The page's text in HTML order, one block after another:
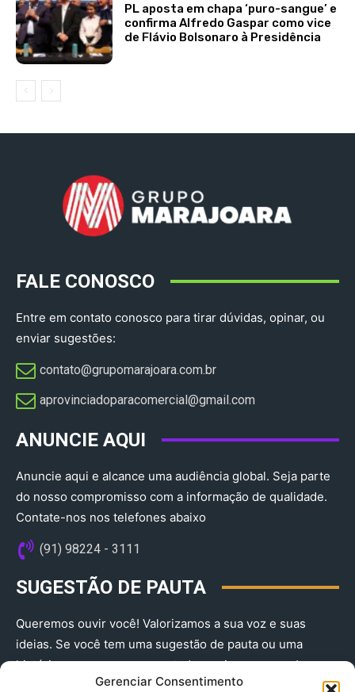
Gerenciar Consentimento
PL aposta em chapa ‘puro-sangue’ e
confirma Alfredo Gaspar como vice
de Flávio Bolsonaro à Presidência
FALE CONOSCO
Entre em contato conosco para tirar dúvidas, opinar, ou
enviar sugestões:
contato@grupomarajoara.com.br
aprovinciadoparacomercial@gmail.com​
ANUNCIE AQUI
Anuncie aqui e alcance uma audiência global. Seja parte
do nosso compromisso com a informação de qualidade.
Contate-nos nos telefones abaixo
(91) 98224 - 3111
SUGESTÃO DE PAUTA
Queremos ouvir você! Valorizamos a sua voz e suas
ideias. Se você tem uma sugestão de pauta ou uma
história que merece ser contada, envie-nos agora!